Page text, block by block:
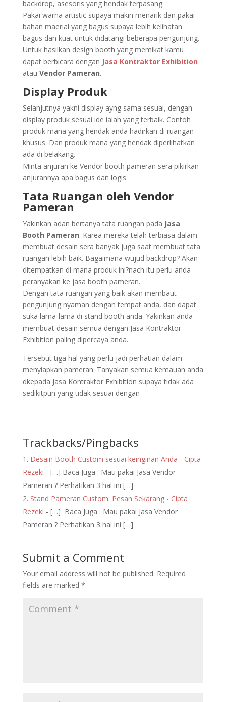
backdrop, asesoris yang hendak terpasang.
Pakai warna artistic supaya makin menarik dan pakai
bahan maerial yang bagus supaya lebih kelihatan
bagus dan kuat untuk didatangi beberapa pengunjung.
Untuk hasilkan design booth yang memikat kamu
dapat berbicara dengan Jasa Kontraktor Exhibition
atau Vendor Pameran.
Display Produk
Selanjutnya yakni display ayng sama sesuai, dengan
display produk sesuai ide ialah yang terbaik. Contoh
produk mana yang hendak anda hadirkan di ruangan
khusus. Dan produk mana yang hendak diperlihatkan
ada di belakang.
Minta anjuran ke Vendor booth pameran sera pikirkan
anjurannya apa bagus dan logis.
Tata Ruangan oleh Vendor
Pameran
Yakinkan adan bertanya tata ruangan pada Jasa
Booth Pameran. Karea mereka telah terbiasa dalam
membuat desain sera banyak juga saat membuat tata
ruangan lebih baik. Bagaimana wujud backdrop? Akan
ditempatkan di mana produk ini?nach itu perlu anda
peranyakan ke jasa booth pameran.
Dengan tata ruangan yang baik akan membaut
pengunjung nyaman dengan tempat anda, dan dapat
suka lama-lama di stand booth anda. Yakinkan anda
membuat desain semua dengan Jasa Kontraktor
Exhibition paling dipercaya anda.
Tersebut tiga hal yang perlu jadi perhatian dalam
menyiapkan pameran. Tanyakan semua kemauan anda
dkepada Jasa Kontraktor Exhibition supaya tidak ada
sedikitpun yang tidak sesuai dengan
Trackbacks/Pingbacks
Desain Booth Custom sesuai keinginan Anda - Cipta
Rezeki - […] Baca Juga : Mau pakai Jasa Vendor
Pameran ? Perhatikan 3 hal ini […]
Stand Pameran Custom: Pesan Sekarang - Cipta
Rezeki - […] Baca Juga : Mau pakai Jasa Vendor
Pameran ? Perhatikan 3 hal ini […]
Submit a Comment
Your email address will not be published. Required
fields are marked *